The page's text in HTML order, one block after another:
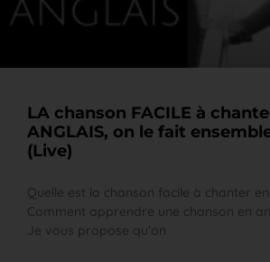
LA chanson FACILE à
ANGLAIS, on le fait
(Live)
Quelle est la chanson facile à chanter
Comment apprendre une chanson en
Je vous propose qu’on